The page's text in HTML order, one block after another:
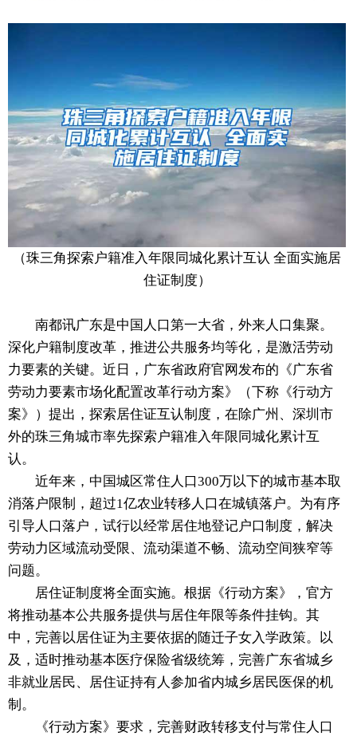
（珠三角探索户籍准入年限同城化累计互认 全面实施居
住证制度）
南都讯广东是中国人口第一大省，外来人口集聚。
深化户籍制度改革，推进公共服务均等化，是激活劳动
力要素的关键。近日，广东省政府官网发布的《广东省
劳动力要素市场化配置改革行动方案》（下称《行动方
案》）提出，探索居住证互认制度，在除广州、深圳市
外的珠三角城市率先探索户籍准入年限同城化累计互
认。
近年来，中国城区常住人口300万以下的城市基本取
消落户限制，超过1亿农业转移人口在城镇落户。为有序
引导人口落户，试行以经常居住地登记户口制度，解决
劳动力区域流动受限、流动渠道不畅、流动空间狭窄等
问题。
居住证制度将全面实施。根据《行动方案》，官方
将推动基本公共服务提供与居住年限等条件挂钩。其
中，完善以居住证为主要依据的随迁子女入学政策。以
及，适时推动基本医疗保险省级统筹，完善广东省城乡
非就业居民、居住证持有人参加省内城乡居民医保的机
制。
《行动方案》要求，完善财政转移支付与常住人口